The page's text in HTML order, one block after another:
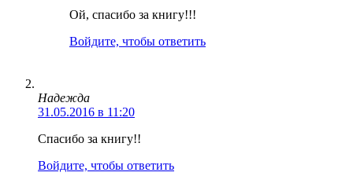
Ой, спасибо за книгу!!!
Войдите, чтобы ответить
Надежда
31.05.2016 в 11:20
Спасибо за книгу!!
Войдите, чтобы ответить